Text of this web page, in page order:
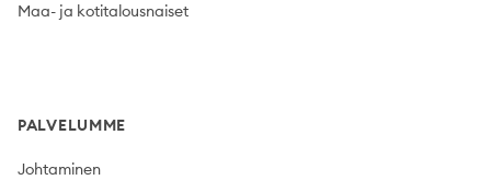
Maa- ja kotitalousnaiset
PALVELUMME
Johtaminen